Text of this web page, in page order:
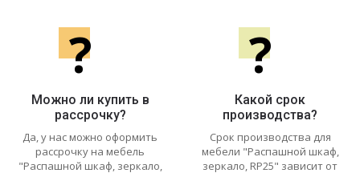
?
Можно ли купить в
рассрочку?
Да, у нас можно оформить
рассрочку на мебель
"Распашной шкаф, зеркало,
?
Какой срок
производства?
Срок производства для
мебели "Распашной шкаф,
зеркало, RP25" зависит от